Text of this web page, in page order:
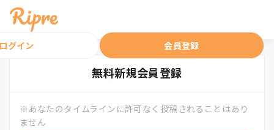
グイン 会員登録
無料新規会員登録
※あなたのタイムラインに許可なく投稿されることはあり
ません